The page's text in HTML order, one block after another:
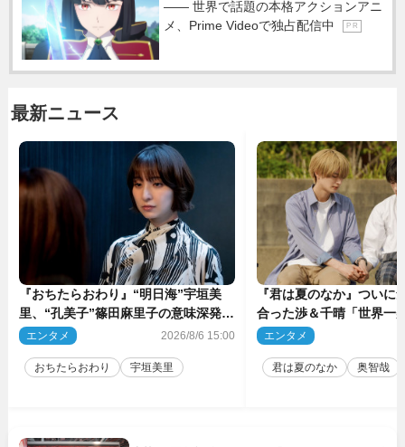
―― 世界で話題の本格アクションアニ
メ、Prime Videoで独占配信中
P R
最新ニュース
『おちたらおわり』“明日海”宇垣美
里、“孔美子”篠田麻里子の意味深発言
に絶句 ネット驚き「まさか」「意外
エンタメ 2026/8/6 15:00
おちたらおわり 宇垣美里
『君は夏のなか』ついに
合った渉＆千晴「世界一
ーン」「めっちゃキュン
エンタメ
君は夏のなか 奥智哉